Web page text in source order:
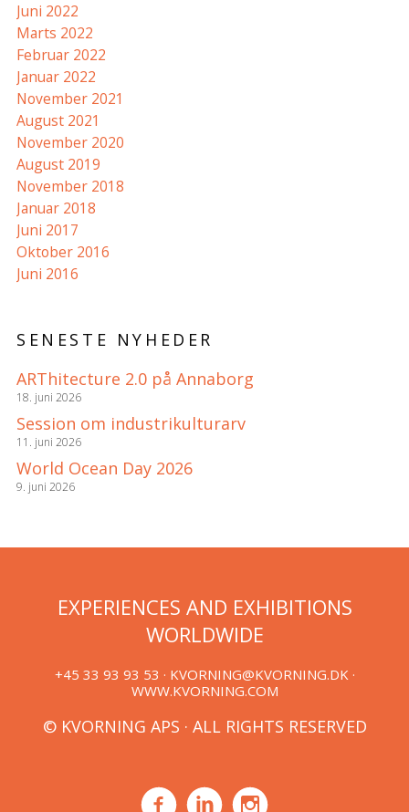
Juni 2022
Marts 2022
Februar 2022
Januar 2022
November 2021
August 2021
November 2020
August 2019
November 2018
Januar 2018
Juni 2017
Oktober 2016
Juni 2016
SENESTE NYHEDER
ARThitecture 2.0 på Annaborg
18. juni 2026
Session om industrikulturarv
11. juni 2026
World Ocean Day 2026
9. juni 2026
EXPERIENCES AND EXHIBITIONS
WORLDWIDE
+45 33 93 93 53 · KVORNING@KVORNING.DK·
WWW.KVORNING.COM
© KVORNING APS · ALL RIGHTS RESERVED